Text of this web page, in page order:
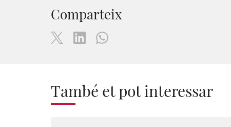
Comparteix
També et pot interessar